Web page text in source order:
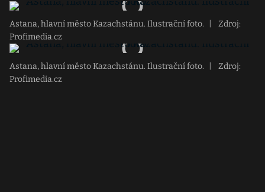
Astana, hlavní město Kazachstánu. Ilustrační foto.
Zdroj:
Profimedia.cz
Astana, hlavní město Kazachstánu. Ilustrační foto.
Zdroj:
Profimedia.cz